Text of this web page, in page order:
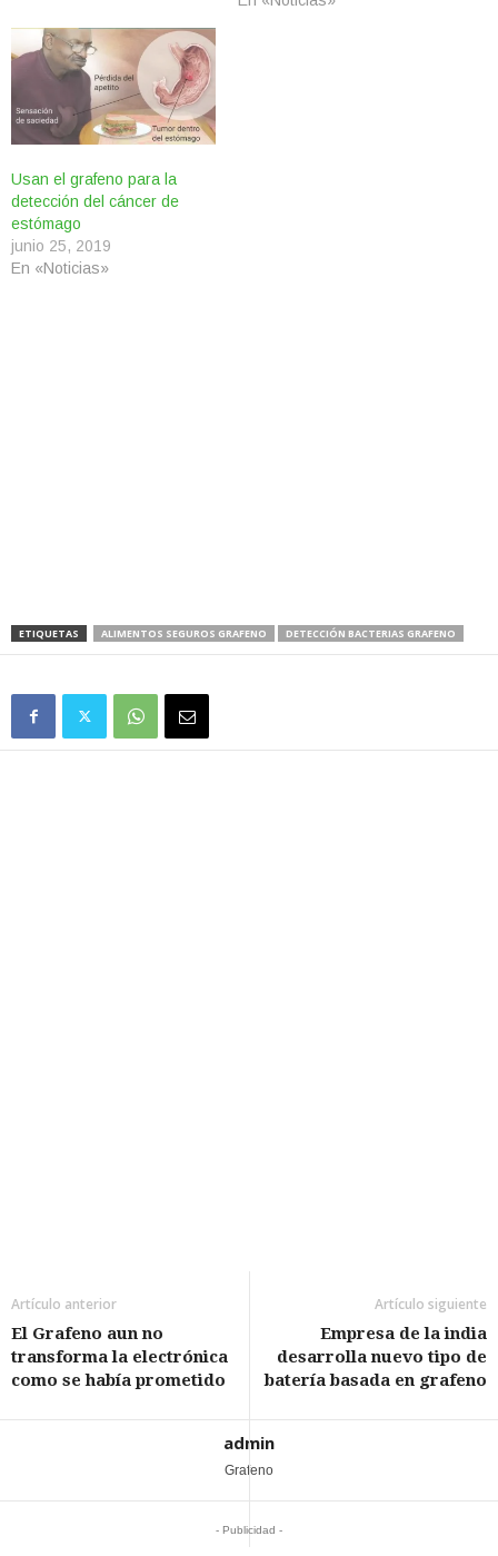
Usan el grafeno para la
detección del cáncer de
estómago
junio 25, 2019
En «Noticias»
ETIQUETAS ALIMENTOS SEGUROS GRAFENO DETECCIÓN BACTERIAS GRAFENO
Artículo anterior
El Grafeno aun no
transforma la electrónica
como se había prometido
Artículo siguiente
Empresa de la india
desarrolla nuevo tipo de
batería basada en grafeno
admin
Grafeno
- Publicidad -